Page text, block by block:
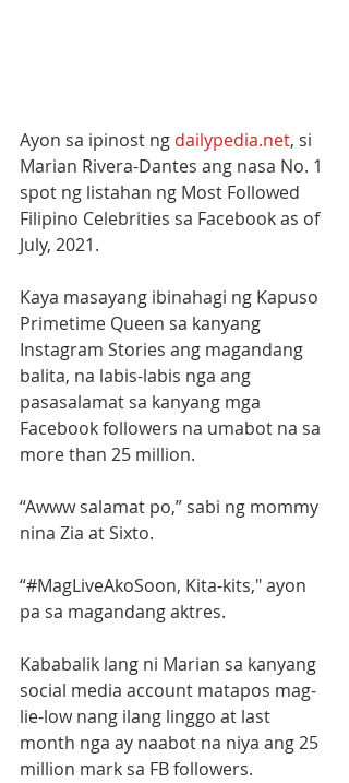
Ayon sa ipinost ng dailypedia.net, si
Marian Rivera-Dantes ang nasa No. 1
spot ng listahan ng Most Followed
Filipino Celebrities sa Facebook as of
July, 2021.
Kaya masayang ibinahagi ng Kapuso
Primetime Queen sa kanyang
Instagram Stories ang magandang
balita, na labis-labis nga ang
pasasalamat sa kanyang mga
Facebook followers na umabot na sa
more than 25 million.
“Awww salamat po,” sabi ng mommy
nina Zia at Sixto.
“#MagLiveAkoSoon, Kita-kits," ayon
pa sa magandang aktres.
Kababalik lang ni Marian sa kanyang
social media account matapos mag-
lie-low nang ilang linggo at last
month nga ay naabot na niya ang 25
million mark sa FB followers.